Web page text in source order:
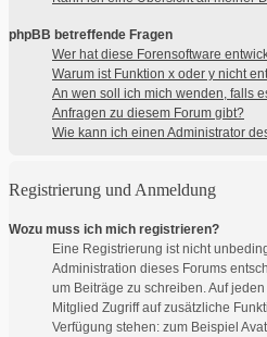
phpBB betreffende Fragen
Wer hat diese Forensoftware
Warum ist Funktion x oder y nicht
An wen soll ich mich wenden, falls
Anfragen zu diesem Forum gibt?
Wie kann ich einen Administrator
Registrierung und Anmeldung
Wozu muss ich mich registrieren?
Eine Registrierung ist nicht
Administration dieses Forums
um Beiträge zu schreiben. Auf
Mitglied Zugriff auf zusätzliche
Verfügung stehen: zum Beispiel